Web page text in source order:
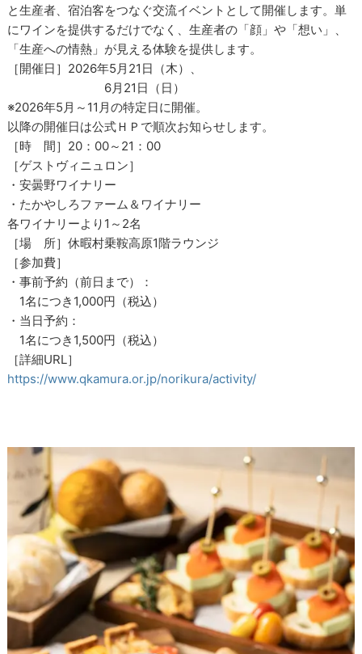
と生産者、宿泊客をつなぐ交流イベントとして開催します。単
にワインを提供するだけでなく、生産者の「顔」や「想い」、
「生産への情熱」が見える体験を提供します。
［開催日］2026年5月21日（木）、
6月21日（日）
※2026年5月～11月の特定日に開催。
以降の開催日は公式ＨＰで順次お知らせします。
［時 間］20：00～21：00
［ゲストヴィニュロン］
・安曇野ワイナリー
・たかやしろファーム＆ワイナリー
各ワイナリーより1～2名
［場 所］休暇村乗鞍高原1階ラウンジ
［参加費］
・事前予約（前日まで）：
1名につき1,000円（税込）
・当日予約：
1名につき1,500円（税込）
［詳細URL］
https://www.qkamura.or.jp/norikura/activity/